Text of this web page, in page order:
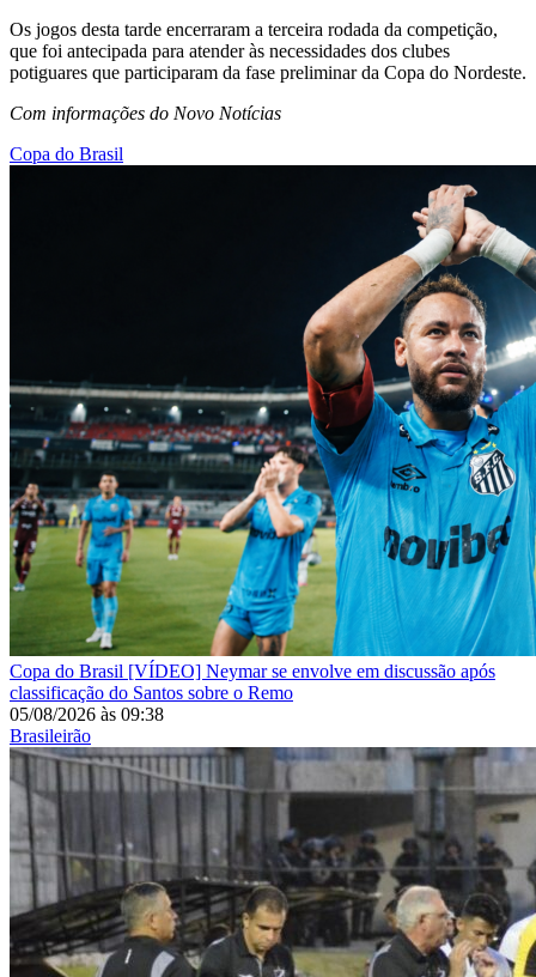
Os jogos desta tarde encerraram a terceira rodada da competição,
que foi antecipada para atender às necessidades dos clubes
potiguares que participaram da fase preliminar da Copa do Nordeste.
Com informações do Novo Notícias
Copa do Brasil
Copa do Brasil [VÍDEO] Neymar se envolve em discussão após
classificação do Santos sobre o Remo
05/08/2026 às 09:38
Brasileirão